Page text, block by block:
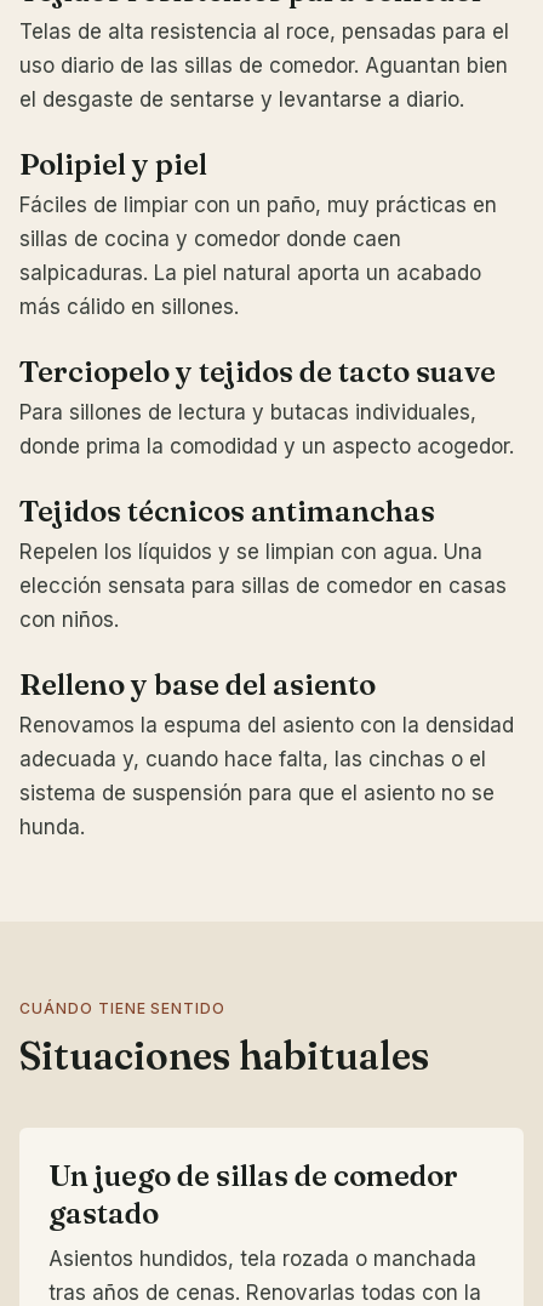
Telas de alta resistencia al roce, pensadas para el
uso diario de las sillas de comedor. Aguantan bien
el desgaste de sentarse y levantarse a diario.
Polipiel y piel
Fáciles de limpiar con un paño, muy prácticas en
sillas de cocina y comedor donde caen
salpicaduras. La piel natural aporta un acabado
más cálido en sillones.
Terciopelo y tejidos de tacto suave
Para sillones de lectura y butacas individuales,
donde prima la comodidad y un aspecto acogedor.
Tejidos técnicos antimanchas
Repelen los líquidos y se limpian con agua. Una
elección sensata para sillas de comedor en casas
con niños.
Relleno y base del asiento
Renovamos la espuma del asiento con la densidad
adecuada y, cuando hace falta, las cinchas o el
sistema de suspensión para que el asiento no se
hunda.
CUÁNDO TIENE SENTIDO
Situaciones habituales
Un juego de sillas de comedor
gastado
Asientos hundidos, tela rozada o manchada
tras años de cenas. Renovarlas todas con la